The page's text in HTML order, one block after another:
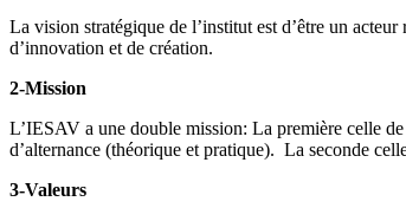
La vision stratégique de l’institut est d’être un
d’innovation et de création.
2-Mission
L’IESAV a une double mission: La première celle
d’alternance (théorique et pratique). La seconde
3-Valeurs